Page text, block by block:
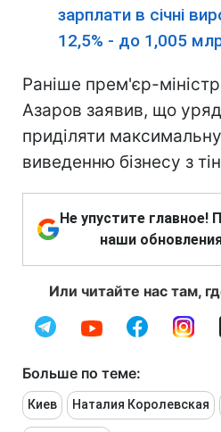
зарплати в січні
12,5% - до 1,005
Раніше прем'єр-
Азаров заявив, що
приділяти
виведенню бізнесу з
Не упустите главное!
наши
Или читайте нас там,
Больше по теме:
Киев Наталия Королевская